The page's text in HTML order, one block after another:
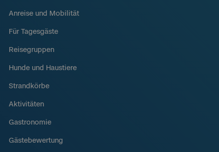
Anreise und Mobilität
Für Tagesgäste
Reisegruppen
Hunde und Haustiere
Strandkörbe
Aktivitäten
Gastronomie
Gästebewertung